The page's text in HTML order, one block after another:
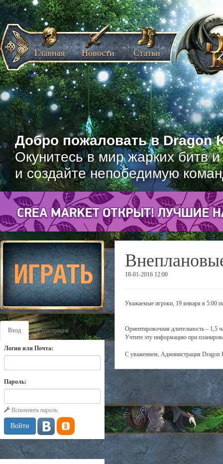
Добро пожаловать в Dragon
Окунитесь в мир жарких битв
и создайте непобедимую
Главная Новости Статьи
Вход Регистрация
Логин или Почта:
Пароль:
Вспомнить пароль
18-01-2016 12:00
Уважаемые игроки, 19 января в 5:00
Ориентировочная длительность – 1,5
Учтите эту информацию при
С уважением, Администрация Dragon